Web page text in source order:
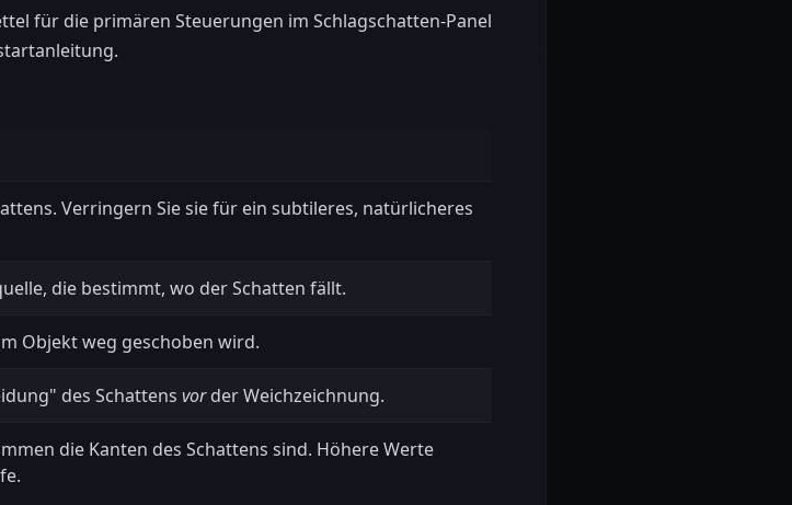
für die primären Steuerungen im Schlagschatten-Panel
Verringern Sie sie für ein subtileres, natürlicheres
die bestimmt, wo der Schatten fällt.
Objekt weg geschoben wird.
des Schattens vorder Weichzeichnung.
die Kanten des Schattens sind. Höhere Werte